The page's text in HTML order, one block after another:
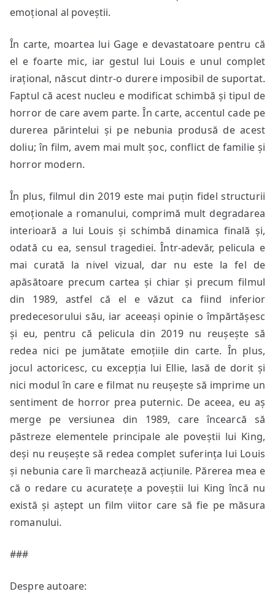
emoțional al poveștii.
În carte, moartea lui Gage e devastatoare pentru că
el e foarte mic, iar gestul lui Louis e unul complet
irațional, născut dintr-o durere imposibil de suportat.
Faptul că acest nucleu e modificat schimbă și tipul de
horror de care avem parte. În carte, accentul cade pe
durerea părintelui și pe nebunia produsă de acest
doliu; în film, avem mai mult șoc, conflict de familie și
horror modern.
În plus, filmul din 2019 este mai puțin fidel structurii
emoționale a romanului, comprimă mult degradarea
interioară a lui Louis și schimbă dinamica finală și,
odată cu ea, sensul tragediei. Într-adevăr, pelicula e
mai curată la nivel vizual, dar nu este la fel de
apăsătoare precum cartea și chiar și precum filmul
din 1989, astfel că el e văzut ca fiind inferior
predecesorului său, iar aceeași opinie o împărtășesc
și eu, pentru că pelicula din 2019 nu reușește să
redea nici pe jumătate emoțiile din carte. În plus,
jocul actoricesc, cu excepția lui Ellie, lasă de dorit și
nici modul în care e filmat nu reușește să imprime un
sentiment de horror prea puternic. De aceea, eu aș
merge pe versiunea din 1989, care încearcă să
păstreze elementele principale ale poveștii lui King,
deși nu reușește să redea complet suferința lui Louis
și nebunia care îi marchează acțiunile. Părerea mea e
că o redare cu acuratețe a poveștii lui King încă nu
există și aștept un film viitor care să fie pe măsura
romanului.
###
Despre autoare: